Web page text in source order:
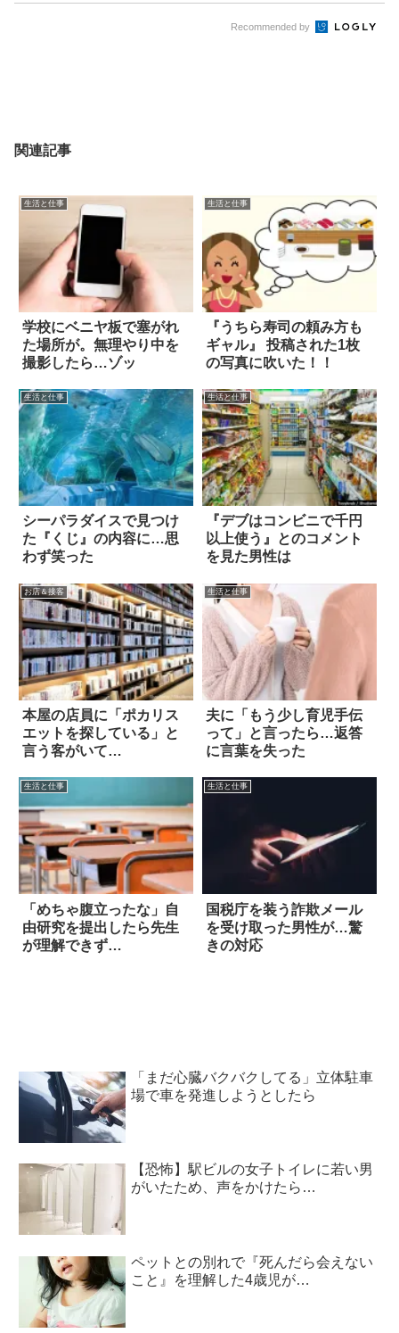
Recommended by
関連記事
生活と仕事
学校にベニヤ板で塞がれ
た場所が。無理やり中を
撮影したら…ゾッ
生活と仕事
『うちら寿司の頼み方も
ギャル』 投稿された1枚
の写真に吹いた！！
生活と仕事
シーパラダイスで見つけ
た『くじ』の内容に…思
わず笑った
生活と仕事
『デブはコンビニで千円
以上使う』とのコメント
を見た男性は
お店＆接客
本屋の店員に「ポカリス
エットを探している」と
言う客がいて…
生活と仕事
夫に「もう少し育児手伝
って」と言ったら…返答
に言葉を失った
生活と仕事
「めちゃ腹立ったな」自
由研究を提出したら先生
が理解できず…
生活と仕事
国税庁を装う詐欺メール
を受け取った男性が…驚
きの対応
「まだ心臓バクバクしてる」立体駐車
場で車を発進しようとしたら
【恐怖】駅ビルの女子トイレに若い男
がいたため、声をかけたら…
ペットとの別れで『死んだら会えない
こと』を理解した4歳児が…